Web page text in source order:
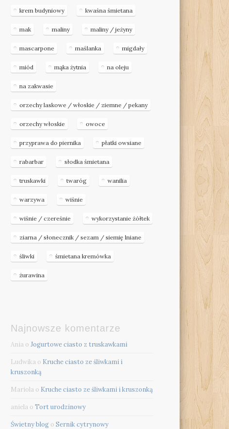
krem budyniowy kwaśna śmietana
mak maliny maliny / jeżyny
mascarpone maślanka migdały
miód mąka żytnia na oleju
na zakwasie
orzechy laskowe / włoskie / ziemne / pekany
orzechy włoskie owoce
przyprawa do piernika płatki owsiane
rabarbar słodka śmietana
truskawki twaróg wanilia
warzywa wiśnie
wiśnie / czereśnie wykorzystanie żółtek
ziarna / słonecznik / sezam / siemię lniane
śliwki śmietana kremówka
żurawina
Najnowsze komentarze
Ania oJogurtowe ciasto z truskawkami
Ludwika o Kruche ciasto ze śliwkami i
kruszonką
Mariola o Kruche ciasto ze śliwkami i kruszonką
aniela oTort urodzinowy
Świetny blog oSernik cytrynowy